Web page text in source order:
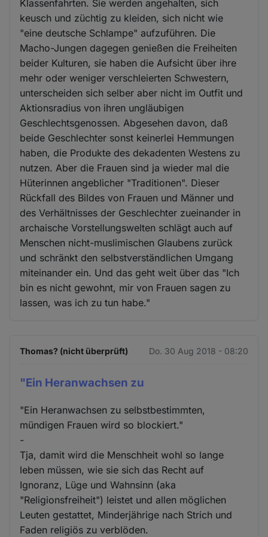
Klassenfahrten. Sie werden angehalten, sich
keusch und züchtig zu kleiden, sich nicht wie
"eine deutsche Schlampe" aufzuführen. Die
Macho-Jungen dagegen genießen die Freiheiten
beider Kulturen, sie haben die Aufsicht über ihre
mehr oder weniger verschleierten Schwestern,
unterscheiden sich selber aber nicht im Outfit und
Aktionsradius von ihren ungläubigen
Geschlechtsgenossen. Abgesehen davon, daß
beide Geschlechter sonst keinerlei Hemmungen
haben, die Produkte des dekadenten Westens zu
nutzen. Aber die Frauen sind ja wieder mal die
Hüterinnen angeblicher "Traditionen". Dieser
Rückfall des Bildes von Frauen und Männer und
des Verhältnisses der Geschlechter zueinander in
archaische Vorstellungswelten schlägt auch auf
Menschen nicht-muslimischen Glaubens zurück
und schränkt den selbstverständlichen Umgang
miteinander ein. Und das geht weit über das "Ich
bin es nicht gewohnt, mir von Frauen sagen zu
lassen, was ich zu tun habe."
Thomas? (nicht überprüft) Do. 30 Aug 2018 - 08:20
"Ein Heranwachsen zu
"Ein Heranwachsen zu selbstbestimmten,
mündigen Frauen wird so blockiert."
-
Tja, damit wird die Menschheit wohl so lange
leben müssen, wie sie sich das Recht auf
Ignoranz, Lüge und Wahnsinn (aka
"Religionsfreiheit") leistet und allen möglichen
Leuten gestattet, Minderjährige nach Strich und
Faden religiös zu verblöden.